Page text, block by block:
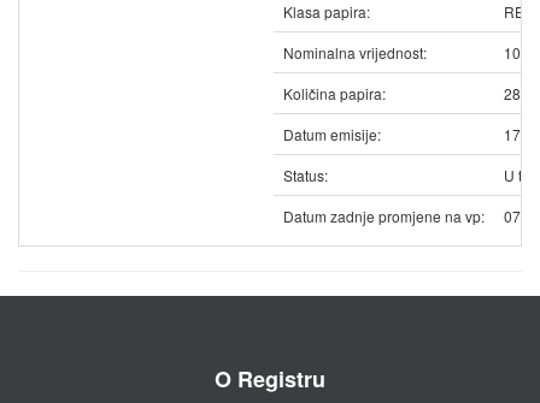
Klasa papira:
Nominalna vrijednost:
10.40
Količina papira:
Datum emisije:
Status:
U
Datum zadnje promjene na vp:
O Registru